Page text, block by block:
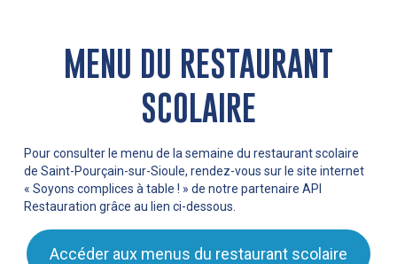
MENU DU RESTAURANT
SCOLAIRE
Pour consulter le menu de la semaine du restaurant scolaire
de Saint-Pourçain-sur-Sioule, rendez-vous sur le site internet
« Soyons complices à table ! » de notre partenaire API
Restauration grâce au lien ci-dessous.
Accéder aux menus du restaurant scolaire